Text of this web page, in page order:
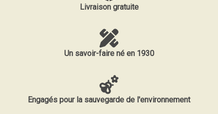
Livraison gratuite
Un savoir-faire né en 1930
Engagés pour la sauvegarde de l'environnement